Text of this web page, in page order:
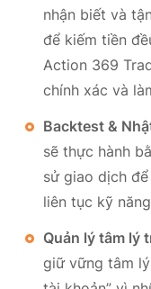
nhận biết và
để kiếm tiền
Action 369
chính xác và
Backtest &
sẽ thực hành
sử giao dịch
liên tục kỹ
Quản lý tâm lý
giữ vững tâm